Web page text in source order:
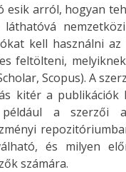
esik arról, hogyan
kell használni az
feltölteni,
Scopus). A
kitér a publikációk
a szerzői
és milyen
számára.